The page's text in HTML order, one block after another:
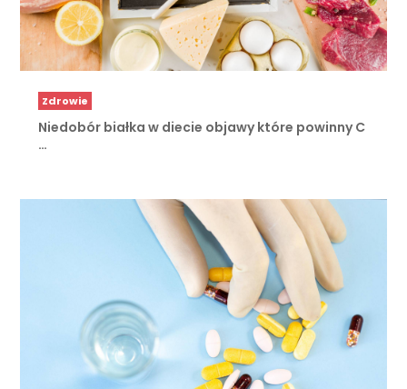
Zdrowie
Niedobór białka w diecie objawy które powinny C
…